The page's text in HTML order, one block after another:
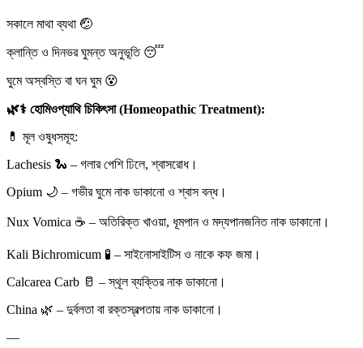
সকালে মাথা ব্যথা 🤕
ক্লান্তি ও দিনভর ঘুমন্ত অনুভূতি 😴
ঘুমে অস্বস্তি বা ঘন ঘুম 😵
🌿⚕️ হোমিওপ্যাথি চিকিৎসা (Homeopathic Treatment):
💊 মূল ওষুধসমূহ:
Lachesis 🐍 – গলার পেশি ঢিলে, শ্বাসরোধ।
Opium 🌙 – গভীর ঘুমে নাক ডাকানো ও শ্বাস বন্ধ।
Nux Vomica ☕ – অতিরিক্ত খাওয়া, ধূমপান ও মদ্যপানজনিত নাক ডাকানো।
Kali Bichromicum 🧪 – সাইনোসাইটিস ও নাকে কফ জমা।
Calcarea Carb 🥛 – স্থূল ব্যক্তির নাক ডাকানো।
China 🌿 – দুর্বলতা বা রক্তস্বল্পতায় নাক ডাকানো।
—